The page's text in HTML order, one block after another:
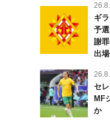
ギ
予
謝
出
セ
MF
か